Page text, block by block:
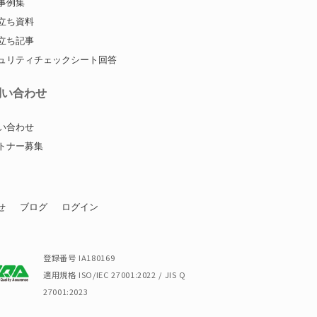
例集
ち資料
ち記事
リティチェックシート回答
合わせ
合わせ
ナー募集
ブログ ログイン
登録番号 IA180169
適用規格 ISO/IEC 27001:2022 / JIS Q
27001:2023